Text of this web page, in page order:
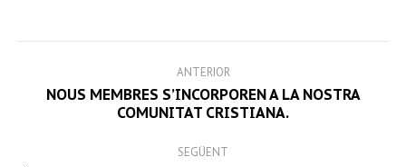
NAVIGATION
ANTERIOR
Previous
NOUS MEMBRES S’INCORPOREN A LA NOSTRA
COMUNITAT CRISTIANA.
SEGÜENT